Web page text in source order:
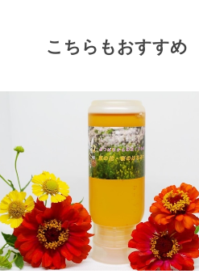
こちらもおすすめ